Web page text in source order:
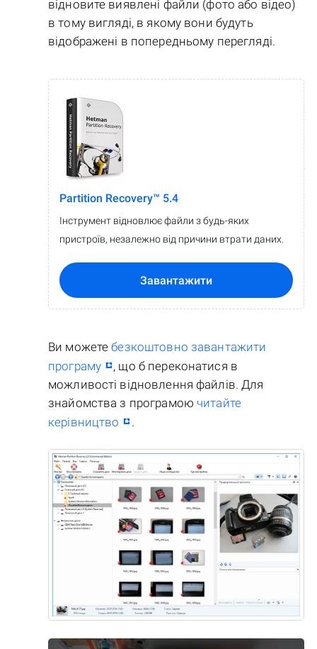
відновите виявлені файли (фото або відео)
в тому вигляді, в якому вони будуть
відображені в попередньому перегляді.
Partition Recovery™ 5.4
Інструмент відновлює файли з будь-яких
пристроїв, незалежно від причини втрати даних.
Завантажити
Ви можетебезкоштовно завантажити
програму
, що б переконатися в
можливості відновлення файлів. Для
знайомства з програмоючитайте
керівництво
.